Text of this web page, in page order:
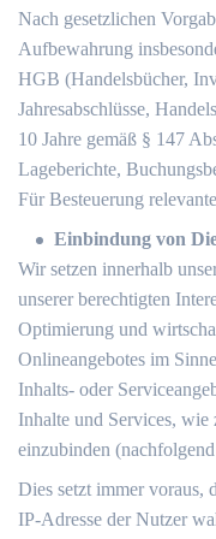
Nach gesetzlichen
Aufbewahrung
HGB (Handelsbücher,
Jahresabschlüsse,
10 Jahre gemäß § 147
Lageberichte,
Für Besteuerung
Einbindung von
Wir setzen innerhalb
unserer berechtigten
Optimierung und
Onlineangebotes im
Inhalts- oder
Inhalte und Services,
einzubinden
Dies setzt immer voraus,
IP-Adresse der Nutzer